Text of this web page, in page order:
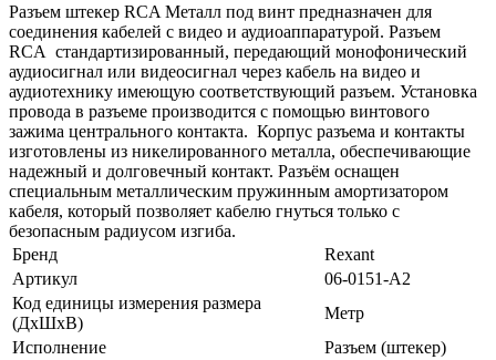
Разъем штекер RCA Металл под винт предназначен для
соединения кабелей с видео и аудиоаппаратурой. Разъем
RCA стандартизированный, передающий монофонический
аудиосигнал или видеосигнал через кабель на видео и
аудиотехнику имеющую соответствующий разъем. Установка
провода в разъеме производится с помощью винтового
зажима центрального контакта. Корпус разъема и контакты
изготовлены из никелированного металла, обеспечивающие
надежный и долговечный контакт. Разъём оснащен
специальным металлическим пружинным амортизатором
кабеля, который позволяет кабелю гнуться только с
безопасным радиусом изгиба.
Бренд
Rexant
Артикул
06-0151-A2
Код единицы измерения размера
(ДхШхВ)
Метр
Исполнение
Разъем (штекер)